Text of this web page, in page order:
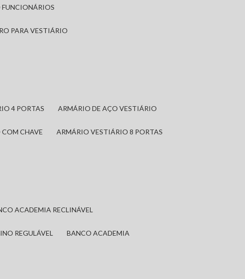
FUNCIONÁRIOS
PARA VESTIÁRIO
4 PORTAS ARMÁRIO DE AÇO VESTIÁRIO
COM CHAVE ARMÁRIO VESTIÁRIO 8 PORTAS
ACADEMIA RECLINÁVEL
REGULÁVEL BANCO ACADEMIA